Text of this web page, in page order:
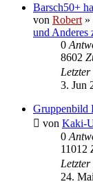
Barsch50+
von Robert »
und Anderes
0
8602
3. Jun
Gruppenbild
von Kaki-
0
11012
24.